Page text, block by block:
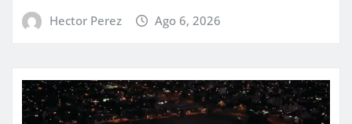
Hector Perez Ago 6, 2026